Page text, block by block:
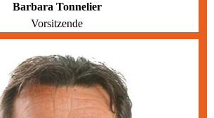
Barbara Tonnelier
Vorsitzende